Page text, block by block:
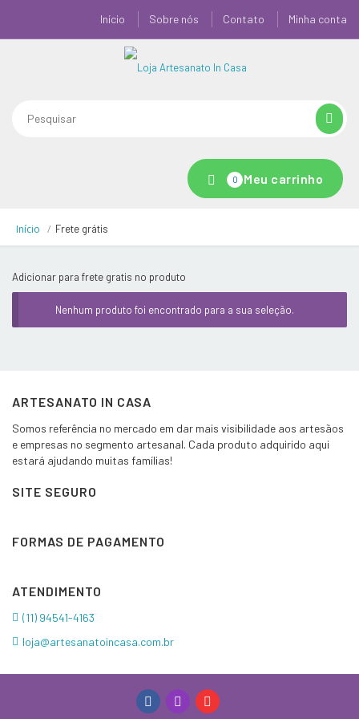
Início Sobre nós Contato Minha conta
0 Meu carrinho
Início Frete grátis
Adicionar para frete gratis no produto
Nenhum produto foi encontrado para a sua seleção.
ARTESANATO IN CASA
Somos referência no mercado em dar mais visibilidade aos artesãos
e empresas no segmento artesanal. Cada produto adquirido aqui
estará ajudando muitas famílias!
SITE SEGURO
FORMAS DE PAGAMENTO
ATENDIMENTO
(11) 94541-4163
loja@artesanatoincasa.com.br